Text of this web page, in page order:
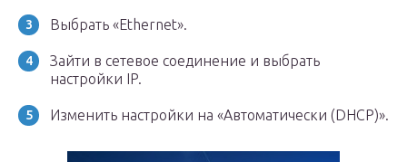
Выбрать «Ethernet».
Зайти в сетевое соединение и выбрать
настройки IP.
Изменить настройки на «Автоматически (DHCP)».